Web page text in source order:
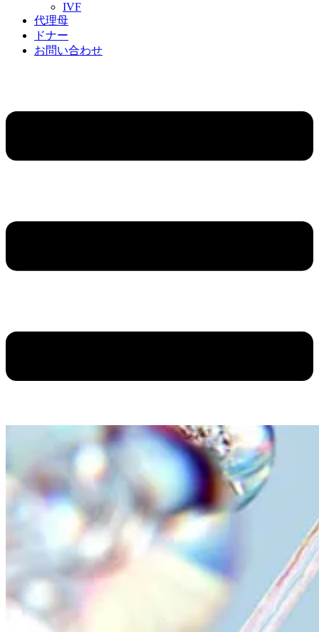
IVF
代理母
ドナー
お問い合わせ